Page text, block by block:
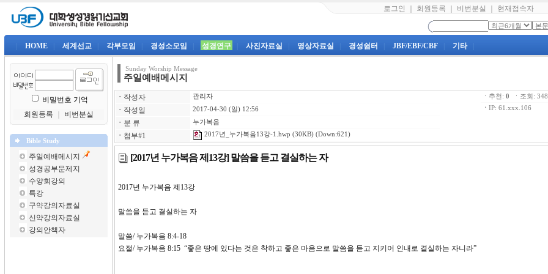
로그인 회원등록 비번분실 현재접속자
HOME 세계선교 각부모임 경성소모임 성경연구 사진자료실 영상자료실 경성쉼터 JBF/EBF/CBF 기타
비밀번호 기억
회원등록
비번분실
Bible Study
주일예배메시지
성경공부문제지
수양회강의
특강
구약강의자료실
신약강의자료실
강의안책자
Sunday Worship Message
주일예배메시지
ㆍ 작성자 관리자
ㆍ 작성일 2017-04-30 (일) 12:56
ㆍ 분 류 누가복음
ㆍ 첨부#1 2017년_누가복음13강-1.hwp (30KB) (Down:621)
ㆍ추천: 0 ㆍ조회:
ㆍ IP: 61.xxx.106
[2017년 누가복음 제13강] 말씀을 듣고 결실하는 자
2017년 누가복음 제13강
말씀을 듣고 결실하는 자
말씀/ 누가복음 8:4-18
요절/ 누가복음 8:15 “좋은 땅에 있다는 것은 착하고 좋은 마음으로 말씀을 듣고 지키어 인내로 결실하는 자니라”